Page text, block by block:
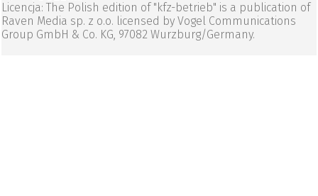
Licencja: The Polish edition of "kfz-betrieb" is a publication of
Raven Media sp. z o.o. licensed by Vogel Communications
Group GmbH & Co. KG, 97082 Wurzburg/Germany.